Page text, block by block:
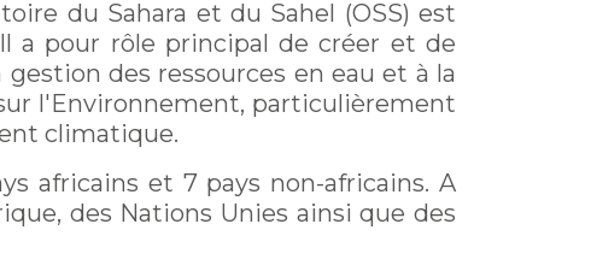
du Sahara et du Sahel (OSS) est
a pour rôle principal de créer et de
des ressources en eau et à la
l'Environnement, particulièrement
climatique.
africains et 7 pays non-africains. A
des Nations Unies ainsi que des